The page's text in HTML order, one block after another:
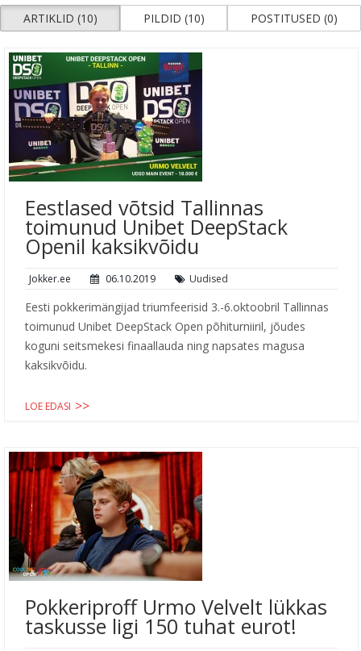
ARTIKLID (10) PILDID (10) POSTITUSED (0)
Eestlased võtsid Tallinnas
toimunud Unibet DeepStack
Openil kaksikvõidu
Jokker.ee 06.10.2019 Uudised
Eesti pokkerimängijad triumfeerisid 3.-6.oktoobril Tallinnas
toimunud Unibet DeepStack Open põhiturniiril, jõudes
koguni seitsmekesi finaallauda ning napsates magusa
kaksikvõidu.
LOE EDASI
Pokkeriproff Urmo Velvelt lükkas
taskusse ligi 150 tuhat eurot!